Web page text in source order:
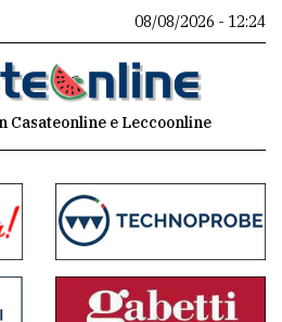
08/08/2026 - 12:24
Casateonline e Leccoonline